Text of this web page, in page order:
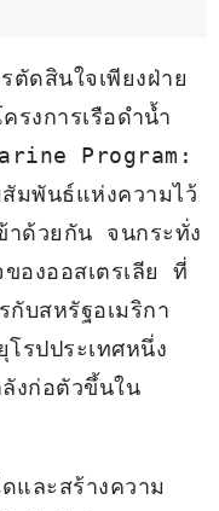
ตัดสินใจเพียงฝ่าย
รงการเรือดำน้ำ
Program:
มพันธ์แห่งความไว้
าด้วยกัน จนกระทั่ง
องออสเตรเลีย ที่
กับสหรัฐอเมริกา
รปประเทศหนึ่ง
งก่อตัวขึ้นใน
และสร้างความ